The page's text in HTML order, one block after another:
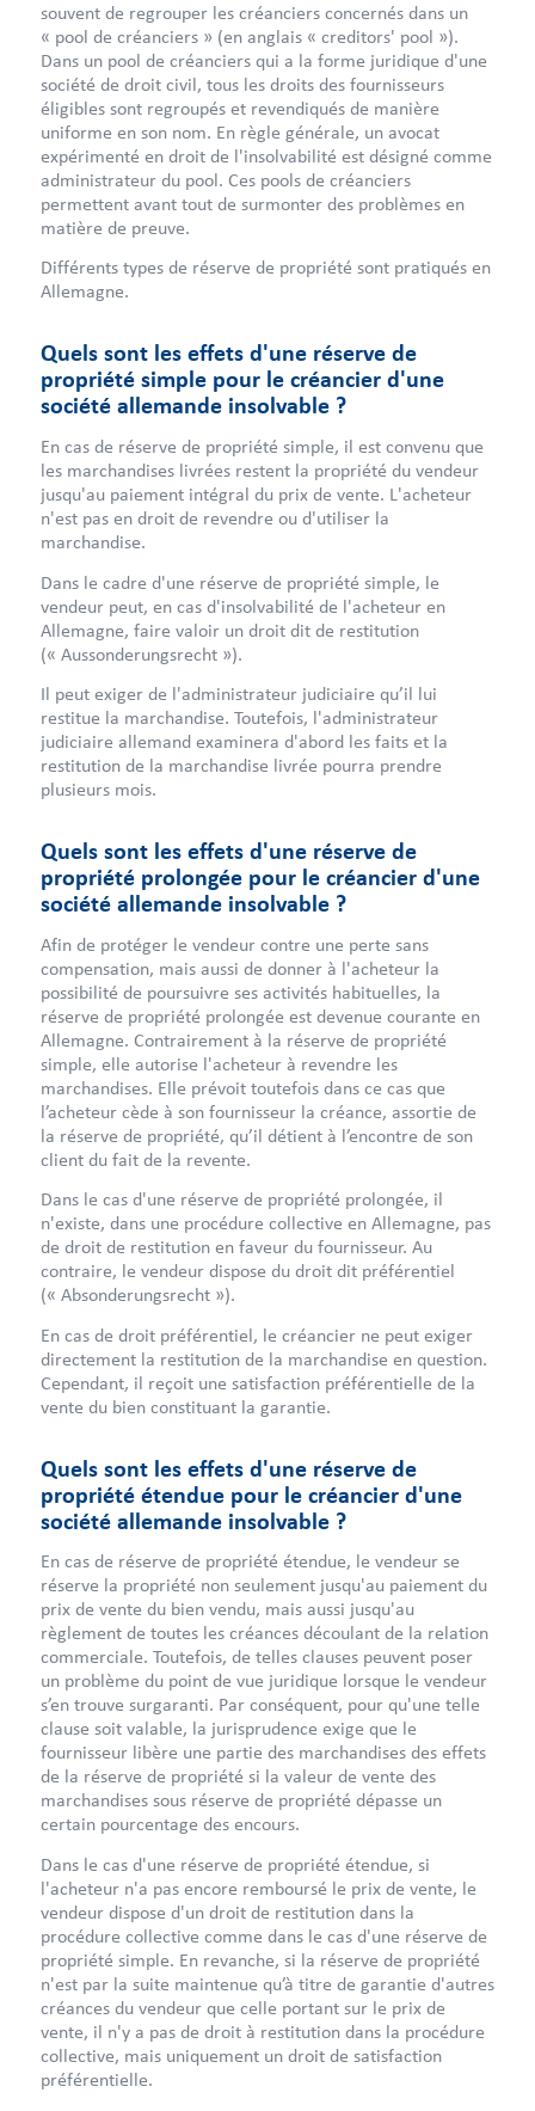
souvent de regrouper les créanciers concernés dans un
« pool de créanciers » (en anglais « creditors' pool »).
Dans un pool de créanciers qui a la forme juridique d'une
société de droit civil, tous les droits des fournisseurs
éligibles sont regroupés et revendiqués de manière
uniforme en son nom. En règle générale, un avocat
expérimenté en droit de l'insolvabilité est désigné comme
administrateur du pool. Ces pools de créanciers
permettent avant tout de surmonter des problèmes en
matière de preuve.
Différents types de réserve de propriété sont pratiqués en
Allemagne.
Quels sont les effets d'une réserve de
propriété simple pour le créancier d'une
société allemande insolvable ?
En cas de réserve de propriété simple, il est convenu que
les marchandises livrées restent la propriété du vendeur
jusqu'au paiement intégral du prix de vente. L'acheteur
n'est pas en droit de revendre ou d'utiliser la
marchandise.
Dans le cadre d'une réserve de propriété simple, le
vendeur peut, en cas d'insolvabilité de l'acheteur en
Allemagne, faire valoir un droit dit de restitution
(« Aussonderungsrecht »).
Il peut exiger de l'administrateur judiciaire qu’il lui
restitue la marchandise. Toutefois, l'administrateur
judiciaire allemand examinera d'abord les faits et la
restitution de la marchandise livrée pourra prendre
plusieurs mois.
Quels sont les effets d'une réserve de
propriété prolongée pour le créancier d'une
société allemande insolvable ?
Afin de protéger le vendeur contre une perte sans
compensation, mais aussi de donner à l'acheteur la
possibilité de poursuivre ses activités habituelles, la
réserve de propriété prolongée est devenue courante en
Allemagne. Contrairement à la réserve de propriété
simple, elle autorise l'acheteur à revendre les
marchandises. Elle prévoit toutefois dans ce cas que
l’acheteur cède à son fournisseur la créance, assortie de
la réserve de propriété, qu’il détient à l’encontre de son
client du fait de la revente.
Dans le cas d'une réserve de propriété prolongée, il
n'existe, dans une procédure collective en Allemagne, pas
de droit de restitution en faveur du fournisseur. Au
contraire, le vendeur dispose du droit dit préférentiel
(« Absonderungsrecht »).
En cas de droit préférentiel, le créancier ne peut exiger
directement la restitution de la marchandise en question.
Cependant, il reçoit une satisfaction préférentielle de la
vente du bien constituant la garantie.
Quels sont les effets d'une réserve de
propriété étendue pour le créancier d'une
société allemande insolvable ?
En cas de réserve de propriété étendue, le vendeur se
réserve la propriété non seulement jusqu'au paiement du
prix de vente du bien vendu, mais aussi jusqu'au
règlement de toutes les créances découlant de la relation
commerciale. Toutefois, de telles clauses peuvent poser
un problème du point de vue juridique lorsque le vendeur
s’en trouve surgaranti. Par conséquent, pour qu'une telle
clause soit valable, la jurisprudence exige que le
fournisseur libère une partie des marchandises des effets
de la réserve de propriété si la valeur de vente des
marchandises sous réserve de propriété dépasse un
certain pourcentage des encours.
Dans le cas d'une réserve de propriété étendue, si
l'acheteur n'a pas encore remboursé le prix de vente, le
vendeur dispose d'un droit de restitution dans la
procédure collective comme dans le cas d'une réserve de
propriété simple. En revanche, si la réserve de propriété
n'est par la suite maintenue qu’à titre de garantie d'autres
créances du vendeur que celle portant sur le prix de
vente, il n'y a pas de droit à restitution dans la procédure
collective, mais uniquement un droit de satisfaction
préférentielle.